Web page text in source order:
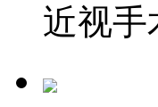
近视手